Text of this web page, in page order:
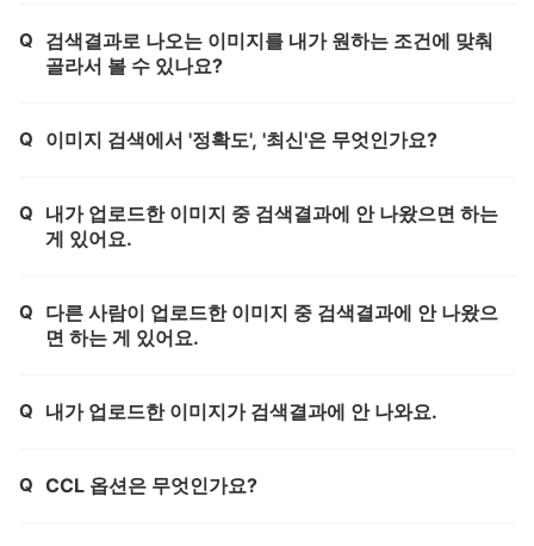
Q
검색결과로 나오는 이미지를 내가 원하는 조건에 맞춰
골라서 볼 수 있나요?
Q 이미지 검색에서 '정확도', '최신'은 무엇인가요?
Q
내가 업로드한 이미지 중 검색결과에 안 나왔으면 하는
게 있어요.
Q
다른 사람이 업로드한 이미지 중 검색결과에 안 나왔으
면 하는 게 있어요.
Q 내가 업로드한 이미지가 검색결과에 안 나와요.
Q CCL 옵션은 무엇인가요?